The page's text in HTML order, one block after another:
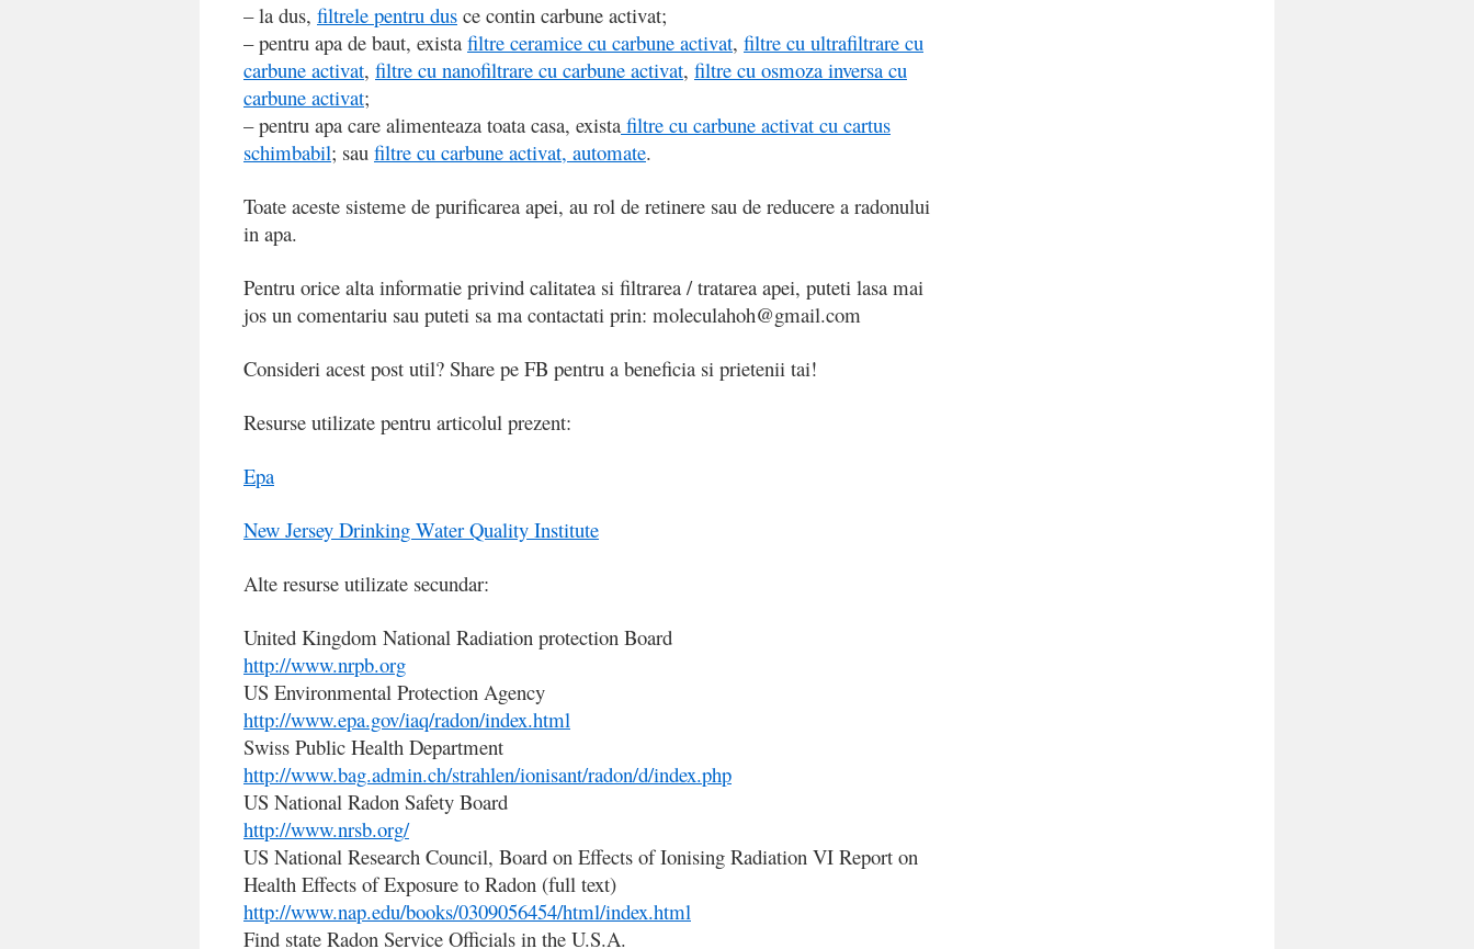
– la dus, filtrele pentru dus ce contin carbune activat;
– pentru apa de baut, exista filtre ceramice cu carbune activat, filtre cu ultrafiltrare cu
carbune activat, filtre cu nanofiltrare cu carbune activat, filtre cu osmoza inversa cu
carbune activat;
– pentru apa care alimenteaza toata casa, exista filtre cu carbune activat cu cartus
schimbabil; sau filtre cu carbune activat, automate.
Toate aceste sisteme de purificarea apei, au rol de retinere sau de reducere a radonului
in apa.
Pentru orice alta informatie privind calitatea si filtrarea / tratarea apei, puteti lasa mai
jos un comentariu sau puteti sa ma contactati prin: moleculahoh@gmail.com
Consideri acest post util? Share pe FB pentru a beneficia si prietenii tai!
Resurse utilizate pentru articolul prezent:
Epa
New Jersey Drinking Water Quality Institute
Alte resurse utilizate secundar:
United Kingdom National Radiation protection Board
http://www.nrpb.org
US Environmental Protection Agency
http://www.epa.gov/iaq/radon/index.html
Swiss Public Health Department
http://www.bag.admin.ch/strahlen/ionisant/radon/d/index.php
US National Radon Safety Board
http://www.nrsb.org/
US National Research Council, Board on Effects of Ionising Radiation VI Report on
Health Effects of Exposure to Radon (full text)
http://www.nap.edu/books/0309056454/html/index.html
Find state Radon Service Officials in the U.S.A.